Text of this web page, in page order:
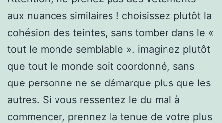
aux nuances similaires ! choisissez plutôt la
cohésion des teintes, sans tomber dans le «
tout le monde semblable ». imaginez plutôt
que tout le monde soit coordonné, sans
que personne ne se démarque plus que les
autres. Si vous ressentez le du mal à
commencer, prennez la tenue de votre plus